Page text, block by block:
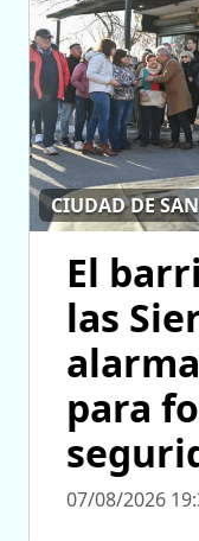
CIUDAD DE
El
las
para
07/08/2026